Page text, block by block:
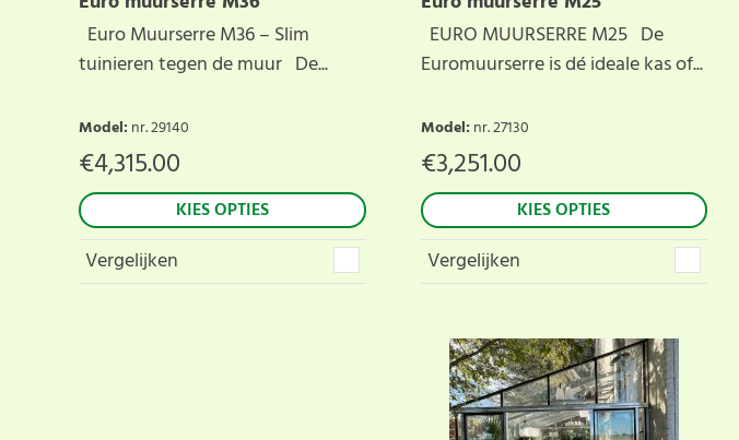
Euro Muurserre M36 – Slim
tuinieren tegen de muur De...
Model: nr. 29140
€4,315.00
KIES OPTIES
Vergelijken
EURO MUURSERRE M25 De
Euromuurserre is dé ideale kas of...
Model: nr. 27130
€3,251.00
KIES OPTIES
Vergelijken